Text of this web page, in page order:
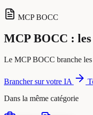
MCP BOCC
MCP BOCC :
Le MCP BOCC branche
Brancher sur votre IA
Dans la même catégorie